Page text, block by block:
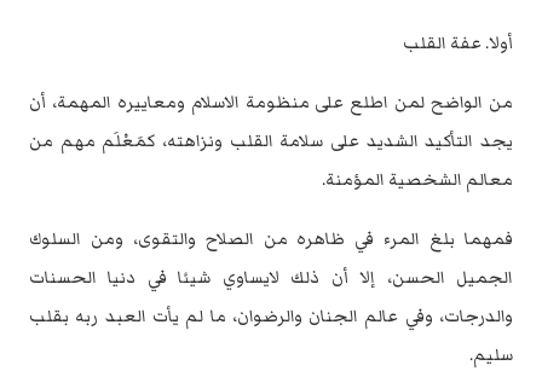
أولا. عفة القلب
من الواضح لمن اطلع على منظومة الاسلام ومعاييره المهمة، أن
يجد التأكيد الشديد ‏على سلامة القلب ونزاهته، كمَعْلَم مهم من
معالم الشخصية المؤمنة.‏
فمهما بلغ المرء في ظاهره من الصلاح والتقوى، ومن السلوك
الجميل الحسن، إلا أن ‏ذلك لايساوي شيئا في دنيا الحسنات
والدرجات، وفي عالم الجنان والرضوان، ما لم يأت ‏العبد ربه بقلب
سليم.‏